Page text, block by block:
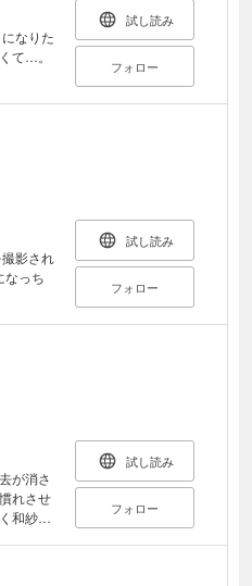
なりた
て…。
試し読み
フォロー
影され
試し読み
フォロー
が消さ
れさせ
和紗…
試し読み
フォロー